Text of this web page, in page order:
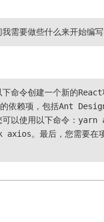
需要做些什么来开始编写
下命令创建一个新的
的依赖项，包括Ant
以使用以下命令：
。最后，您需要在项